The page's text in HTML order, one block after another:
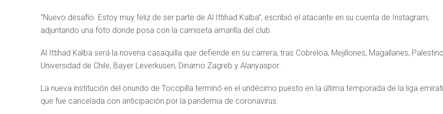
“Nuevo desafío. Estoy muy feliz de ser parte de Al Ittihad Kalba”, escribió el atacante en su cuenta de Instagram,
adjuntando una foto donde posa con la camiseta amarilla del club.
Al Ittihad Kalba será la novena casaquilla que defiende en su carrera, tras Cobreloa, Mejillones, Magallanes,
Universidad de Chile, Bayer Leverkusen, Dinamo Zagreb y Alanyaspor.
La nueva institución del oriundo de Tocopilla terminó en el undécimo puesto en la última temporada de la liga
que fue cancelada con anticipación por la pandemia de coronavirus.